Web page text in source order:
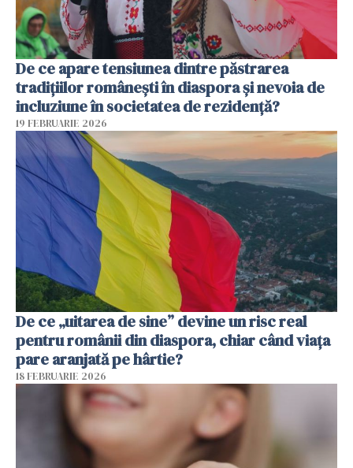
De ce apare tensiunea dintre păstrarea
tradițiilor românești în diaspora și nevoia de
incluziune în societatea de rezidență?
19 FEBRUARIE 2026
De ce „uitarea de sine” devine un risc real
pentru românii din diaspora, chiar când viața
pare aranjată pe hârtie?
18 FEBRUARIE 2026